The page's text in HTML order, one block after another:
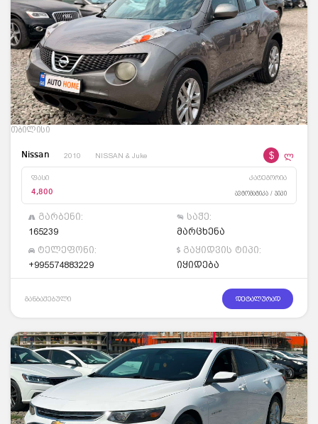
თბილისი
Nissan 2010 NISSAN & Juke $ ლ
ფასი კატეგორია
4,800 ავტომატიკა / ჯიპი
გარბენი:
165239
საჭე:
მარცხენა
ტელეფონი:
+995574883229
გაყიდვის ტიპი:
იყიდება
განბაჟებული დეტალურად